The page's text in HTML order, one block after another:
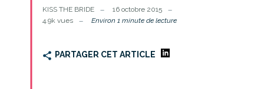
KISS THE BRIDE
16 octobre 2015
4.9k vues
Environ 1 minute de lecture
PARTAGER CET ARTICLE